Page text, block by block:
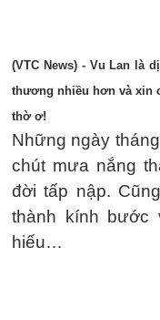
(VTC News) - Vu Lan là
thương nhiều hơn và xin
thờ ơ!
Những ngày
chút mưa nắng
đời tấp nập.
thành kính bước
hiếu…